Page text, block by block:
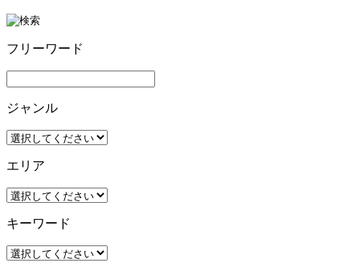
フリーワード
ジャンル
エリア
キーワード